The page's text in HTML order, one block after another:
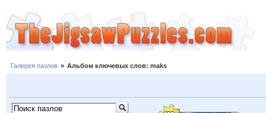
Галерея пазлов » Альбом ключевых слов: maks